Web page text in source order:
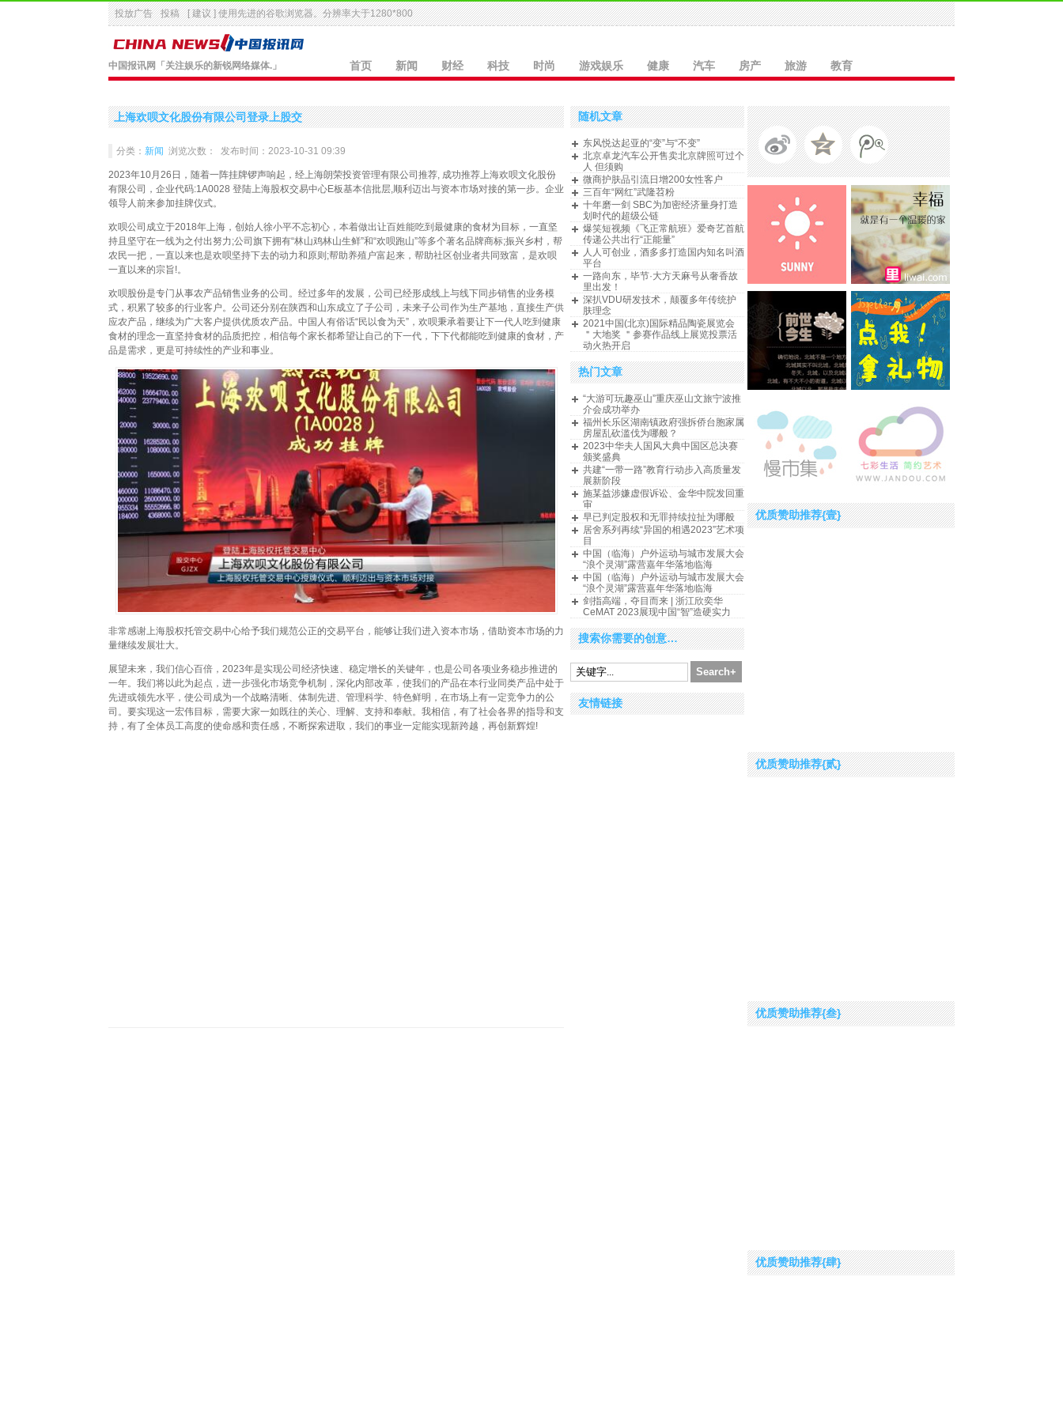
投放广告 投稿 [ 建议 ] 使用先进的谷歌浏览器。分辨率大于1280*800
中国报讯网 「关注娱乐的新锐网络媒体.」 首页 新闻 财经 科技 时尚 游戏娱乐 健康 汽车 房产 旅游 教育
上海欢呗文化股份有限公司登录上股交
分类： 新闻 浏览次数： 发布时间：2023-10-31 09:39
2023年10月26日，随着一阵挂牌锣声响起，经上海朗荣投资管理有限公司推荐, 成功推荐上海欢呗文化股份
有限公司，企业代码:1A0028 登陆上海股权交易中心E板基本信批层,顺利迈出与资本市场对接的第一步。企业
领导人前来参加挂牌仪式。
欢呗公司成立于2018年上海，创始人徐小平不忘初心，本着做出让百姓能吃到最健康的食材为目标，一直坚
持且坚守在一线为之付出努力;公司旗下拥有“林山鸡林山生鲜”和“欢呗跑山”等多个著名品牌商标;振兴乡村，帮
农民一把，一直以来也是欢呗坚持下去的动力和原则;帮助养殖户富起来，帮助社区创业者共同致富，是欢呗
一直以来的宗旨!。
欢呗股份是专门从事农产品销售业务的公司。经过多年的发展，公司已经形成线上与线下同步销售的业务模
式，积累了较多的行业客户。公司还分别在陕西和山东成立了子公司，未来子公司作为生产基地，直接生产供
应农产品，继续为广大客户提供优质农产品。中国人有俗话“民以食为天”，欢呗秉承着要让下一代人吃到健康
食材的理念一直坚持食材的品质把控，相信每个家长都希望让自己的下一代，下下代都能吃到健康的食材，产
品是需求，更是可持续性的产业和事业。
非常感谢上海股权托管交易中心给予我们规范公正的交易平台，能够让我们进入资本市场，借助资本市场的力
量继续发展壮大。
展望未来，我们信心百倍，2023年是实现公司经济快速、稳定增长的关键年，也是公司各项业务稳步推进的
一年。我们将以此为起点，进一步强化市场竞争机制，深化内部改革，使我们的产品在本行业同类产品中处于
先进或领先水平，使公司成为一个战略清晰、体制先进、管理科学、特色鲜明，在市场上有一定竞争力的公
司。要实现这一宏伟目标，需要大家一如既往的关心、理解、支持和奉献。我相信，有了社会各界的指导和支
持，有了全体员工高度的使命感和责任感，不断探索进取，我们的事业一定能实现新跨越，再创新辉煌!
随机文章
东风悦达起亚的“变”与“不变”
北京卓龙汽车公开售卖北京牌照可过个
人 但须购
微商护肤品引流日增200女性客户
三百年“网红”武隆苕粉
十年磨一剑 SBC为加密经济量身打造
划时代的超级公链
爆笑短视频《飞正常航班》爱奇艺首航
传递公共出行“正能量”
人人可创业，酒多多打造国内知名叫酒
平台
一路向东，毕节·大方天麻号从奢香故
里出发！
深扒VDU研发技术，颠覆多年传统护
肤理念
2021中国(北京)国际精品陶瓷展览会
＂大地奖 ＂参赛作品线上展览投票活
动火热开启
热门文章
“大游可玩趣巫山”重庆巫山文旅宁波推
介会成功举办
福州长乐区湖南镇政府强拆侨台胞家属
房屋乱砍滥伐为哪般？
2023中华夫人国风大典中国区总决赛
颁奖盛典
共建“一带一路”教育行动步入高质量发
展新阶段
施某益涉嫌虚假诉讼、金华中院发回重
审
早已判定股权和无罪持续拉扯为哪般
居舍系列再续“异国的相遇2023”艺术项
目
中国（临海）户外运动与城市发展大会
“浪个灵湖”露营嘉年华落地临海
中国（临海）户外运动与城市发展大会
“浪个灵湖”露营嘉年华落地临海
剑指高端，夺目而来 | 浙江欣奕华
CeMAT 2023展现中国“智”造硬实力
搜索你需要的创意…
友情链接
优质赞助推荐{壹}
优质赞助推荐{贰}
优质赞助推荐{叁}
优质赞助推荐{肆}